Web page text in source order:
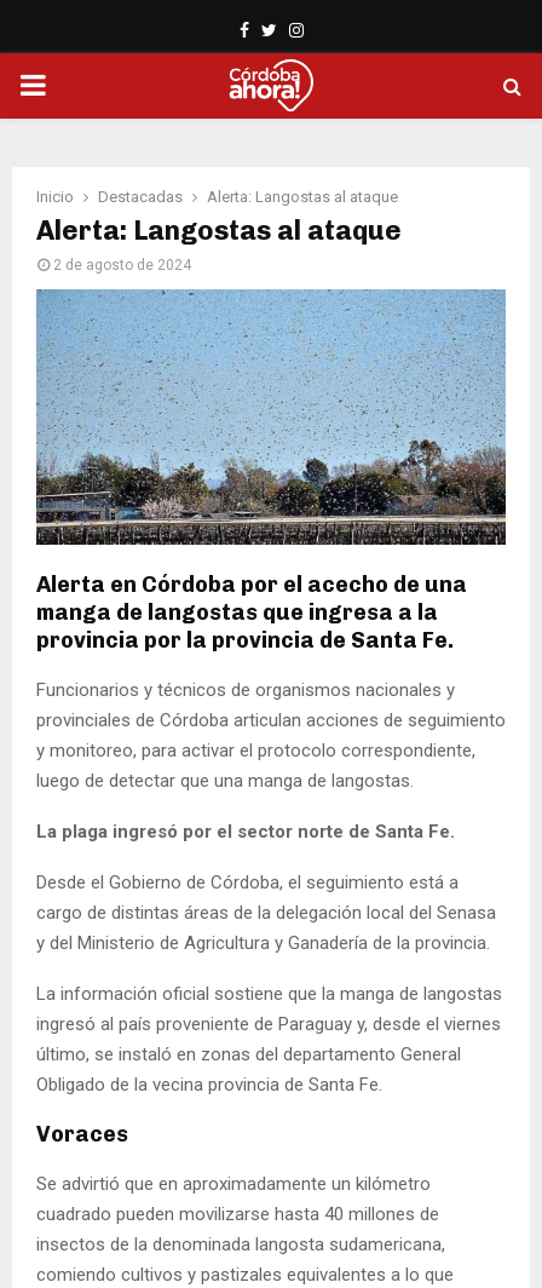
Facebook
TwitterInstagram
PRIMARY
Inicio Destacadas Alerta: Langostas al ataque
Alerta: Langostas al ataque
2 de agosto de 2024
Alerta en Córdoba por el acecho de una
manga de langostas que ingresa a la
provincia por la provincia de Santa Fe.
Funcionarios y técnicos de organismos nacionales y
provinciales de Córdoba articulan acciones de seguimiento
y monitoreo, para activar el protocolo correspondiente,
luego de detectar que una manga de langostas.
La plaga ingresó por el sector norte de Santa Fe.
Desde el Gobierno de Córdoba, el seguimiento está a
cargo de distintas áreas de la delegación local del Senasa
y del Ministerio de Agricultura y Ganadería de la provincia.
La información oficial sostiene que la manga de langostas
ingresó al país proveniente de Paraguay y, desde el viernes
último, se instaló en zonas del departamento General
Obligado de la vecina provincia de Santa Fe.
Voraces
Se advirtió que en aproximadamente un kilómetro
cuadrado pueden movilizarse hasta 40 millones de
insectos de la denominada langosta sudamericana,
comiendo cultivos y pastizales equivalentes a lo que